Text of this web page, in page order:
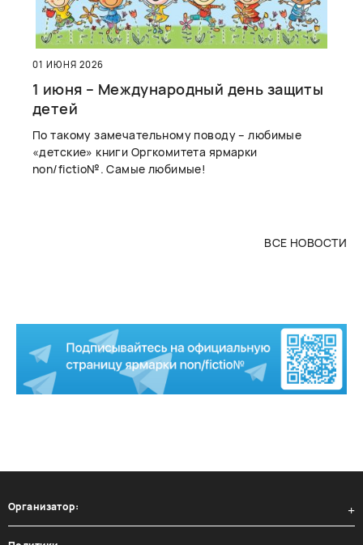
01 ИЮНЯ 2026
1 июня – Международный день защиты
детей
По такому замечательному поводу – любимые
«детские» книги Оргкомитета ярмарки
non/fictio№. Самые любимые!
ВСЕ НОВОСТИ
Организатор: